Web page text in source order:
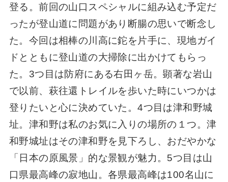
登る。前回の山口スペシャルに組み込む予定だ
ったが登山道に問題があり断腸の思いで断念し
た。今回は相棒の川高に鉈を片手に、現地ガイ
ドとともに登山道の大掃除に出かけてもらっ
た。3つ目は防府にある右田ヶ岳。顕著な岩山
で以前、萩往還トレイルを歩いた時にいつかは
登りたいと心に決めていた。4つ目は津和野城
址。津和野は私のお気に入りの場所の１つ。津
和野城址はその津和野を見下ろし、おだやかな
「日本の原風景」的な景観が魅力。5つ目は山
口県最高峰の寂地山。各県最高峰は100名山に